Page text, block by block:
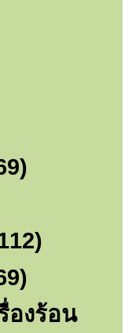
องร้อน